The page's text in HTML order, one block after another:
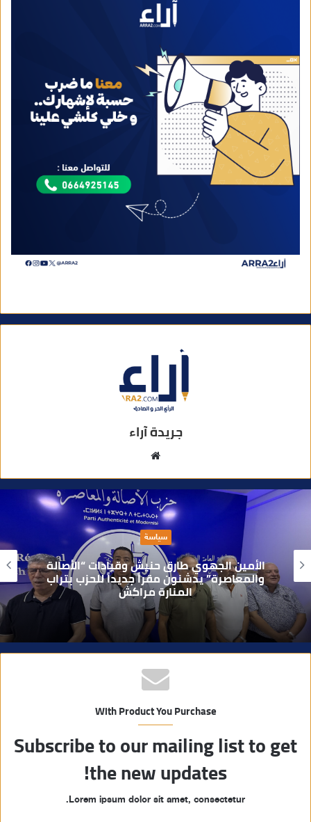
جريدة آراء
ق
ع
ا
ل
و
ي
ب
حوادث
بعد تداول فيديو يوثق العملية.. أمن مراكش
يطيح بقاصر مشتبه في تورطه في سرقة
مسلحة..
With Product You Purchase
Subscribe to our mailing list to get
the new updates!
Lorem ipsum dolor sit amet, consectetur.